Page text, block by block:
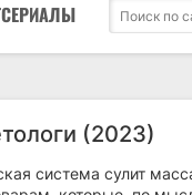
(2023)
система сулит